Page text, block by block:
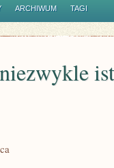
ARCHIWUM TAGI